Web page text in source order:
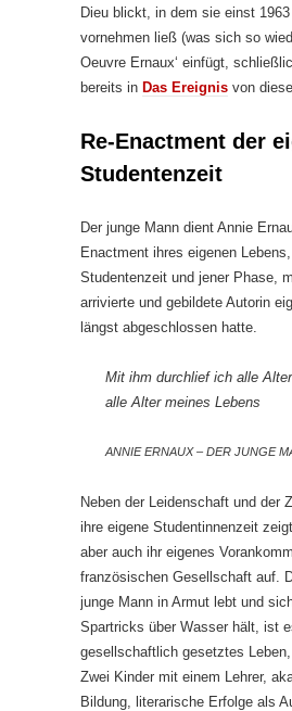
Dieu blickt, in dem sie einst
vornehmen ließ (was sich so
Oeuvre Ernaux‘ einfügt,
bereits in Das Ereignis von
Re-Enactment der
Studentenzeit
Der junge Mann dient Annie
Enactment ihres eigenen
Studentenzeit und jener Phase,
arrivierte und gebildete Autorin
längst abgeschlossen hatte.
Mit ihm durchlief ich alle Alter
alle Alter meines Lebens
ANNIE ERNAUX – DER JUNGE
Neben der Leidenschaft und der
ihre eigene Studentinnenzeit
aber auch ihr eigenes
französischen Gesellschaft auf.
junge Mann in Armut lebt und
Spartricks über Wasser hält, ist
gesellschaftlich gesetztes
Zwei Kinder mit einem Lehrer,
Bildung, literarische Erfolge als